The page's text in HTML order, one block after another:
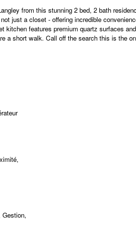
from this stunning 2 bed, 2 bath
just a closet - offering incredible
features premium quartz surfaces
a short walk. Call off the search this is the
Gestion,